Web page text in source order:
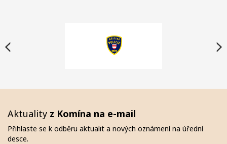
Aktuality z Komína na e-mail
Přihlaste se k odběru aktualit a nových oznámení na úřední
desce.